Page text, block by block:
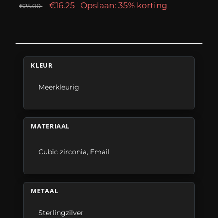
€25.00 €16.25 Opslaan: 35% korting
KLEUR
Meerkleurig
MATERIAAL
Cubic zirconia, Email
METAAL
Sterlingzilver